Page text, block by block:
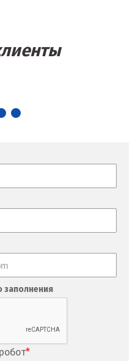
заполнения
*